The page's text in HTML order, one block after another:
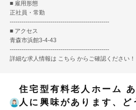
■ 雇用形態
正社員・常勤
---------------------------------------------------
■ アクセス
青森市浜館3-4-43
---------------------------------------------------
詳細な求人情報は こちら からご確認ください！
住宅型有料老人ホーム
人に興味があります、ど